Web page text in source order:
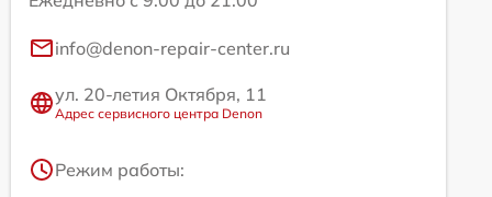
info@denon-repair-center.ru
ул. 20-летия Октября, 11
Адрес сервисного центра Denon
Режим работы: